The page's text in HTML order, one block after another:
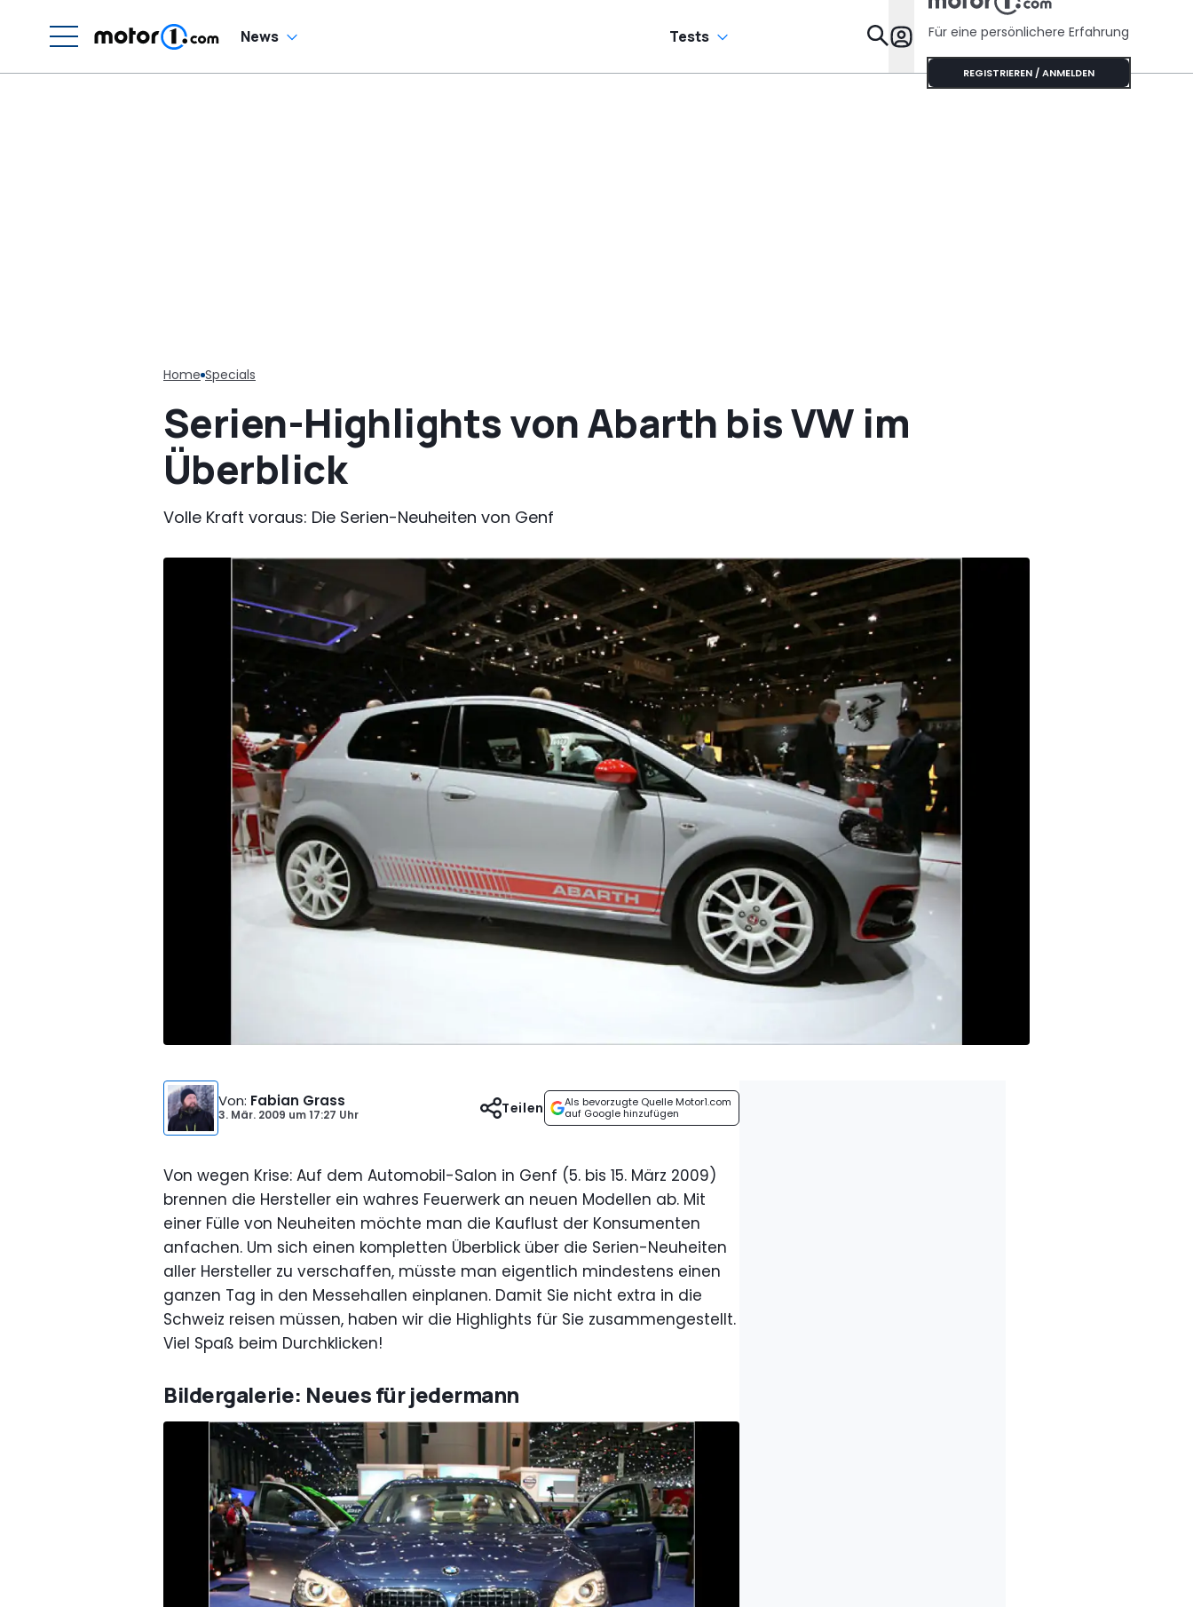
News Tests Specials
Für eine persönlichere Erfahrung
REGISTRIEREN / ANMELDEN
Home Specials
Serien-Highlights von Abarth bis VW im
Überblick
Volle Kraft voraus: Die Serien-Neuheiten von Genf
Von: Fabian Grass
3. Mär. 2009 um17:27 Uhr
Als bevorzugte Quelle Motor1.com
auf Google hinzufügen
Teilen
Von wegen Krise: Auf dem Automobil-Salon in Genf (5. bis 15. März 2009)
brennen die Hersteller ein wahres Feuerwerk an neuen Modellen ab. Mit
einer Fülle von Neuheiten möchte man die Kauflust der Konsumenten
anfachen. Um sich einen kompletten Überblick über die Serien-Neuheiten
aller Hersteller zu verschaffen, müsste man eigentlich mindestens einen
ganzen Tag in den Messehallen einplanen. Damit Sie nicht extra in die
Schweiz reisen müssen, haben wir die Highlights für Sie zusammengestellt.
Viel Spaß beim Durchklicken!
Bildergalerie: Neues für jedermann